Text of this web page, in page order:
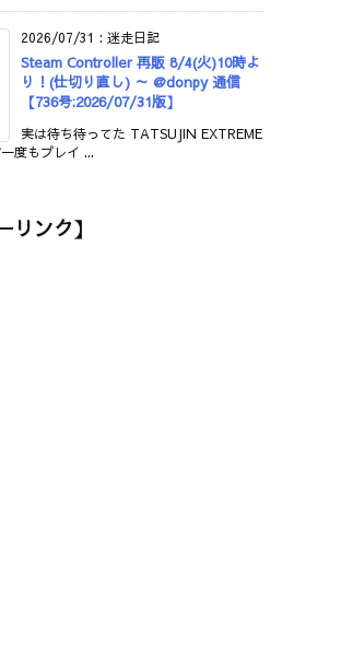
2026/07/31 : 迷走日記
Steam Controller 再販 8/4(火)10時よ
り！(仕切り直し) ～ @donpy 通信
【736号:2026/07/31版】
実は待ち待ってた TATSUJIN EXTREME
度もプレイ ...
リンク】